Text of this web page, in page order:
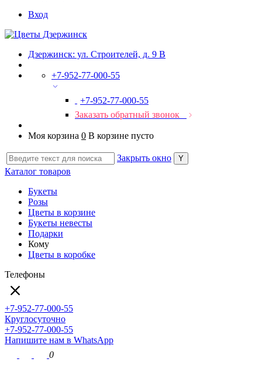
Вход
Дзержинск: ул. Строителей, д. 9 В
+7-952-77-000-55
+7-952-77-000-55
Заказать обратный звонок
Моя корзина 0 В корзине пусто
Закрыть окно
Каталог товаров
Букеты
Розы
Цветы в корзине
Букеты невесты
Подарки
Кому
Цветы в коробке
Телефоны
+7-952-77-000-55
Круглосуточно
+7-952-77-000-55
Напишите нам в WhatsApp
0